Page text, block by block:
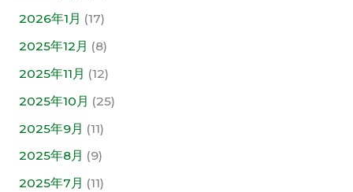
2026年1月 (17)
2025年12月 (8)
2025年11月 (12)
2025年10月 (25)
2025年9月 (11)
2025年8月 (9)
2025年7月 (11)